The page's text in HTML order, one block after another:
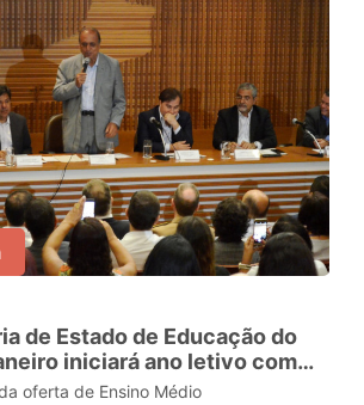
de Estado de Educação do
iniciará ano letivo com
oferta de Ensino Médio